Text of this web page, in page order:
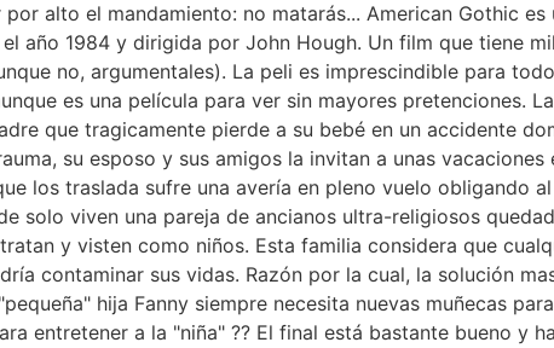
por alto el mandamiento: no matarás... American Gothic
año 1984 y dirigida por John Hough. Un film que tiene
no, argumentales). La peli es imprescindible para
es una película para ver sin mayores pretenciones.
que tragicamente pierde a su bebé en un accidente
su esposo y sus amigos la invitan a unas vacaciones
los traslada sufre una avería en pleno vuelo obligando
solo viven una pareja de ancianos ultra-religiosos
y visten como niños. Esta familia considera que
contaminar sus vidas. Razón por la cual, la solución
hija Fanny siempre necesita nuevas muñecas
entretener a la "niña" ?? El final está bastante bueno y